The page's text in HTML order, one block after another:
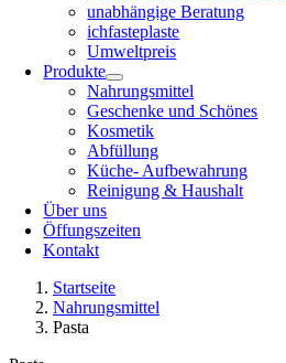
unabhängige Beratung
ichfasteplaste
Umweltpreis
Produkte
Nahrungsmittel
Geschenke und Schönes
Kosmetik
Abfüllung
Küche- Aufbewahrung
Reinigung & Haushalt
Über uns
Öffungszeiten
Kontakt
Startseite
Nahrungsmittel
Pasta